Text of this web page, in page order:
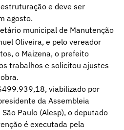
e deve ser
agosto.
municipal de Manutenção
Oliveira, e pelo vereador
o Maizena, o prefeito
trabalhos e solicitou ajustes
viabilizado por
da Assembleia
Paulo (Alesp), o deputado
é executada pela